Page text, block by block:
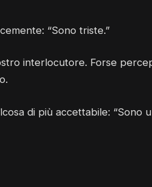
“Sono triste.”
interlocutore. Forse
di più accettabile: “Sono